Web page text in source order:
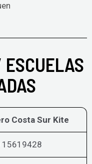
Costa Sur Kite
15619428